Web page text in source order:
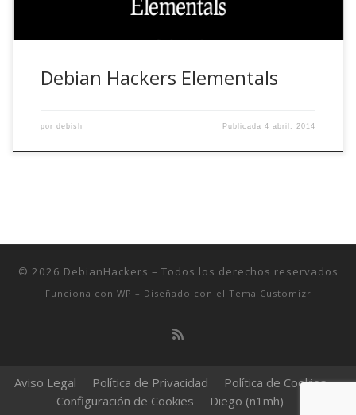
Debian Hackers Elementals
por debish Publicada4 abril, 2014
© 2026 DebianHackers – Todos los derechos reservados
Funciona con WP – Diseñado con el Tema Customizr
Aviso Legal Política de Privacidad
Política de Cookies
Configuración de Cookies
Diego (n1mh)